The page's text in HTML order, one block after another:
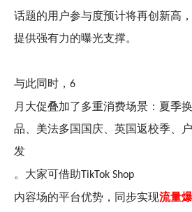
话题的用户参与度预计将再创新高
提供强有力的曝光支撑。
与此同时， 6
月大促叠加了多重消费场景：夏季
品、美法多国国庆、英国返校季、
发
。大家可借助TikTok Shop
内容场的平台优势，同步实现流量